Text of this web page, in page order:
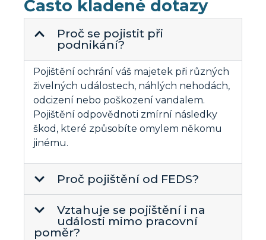
Často kladené dotazy
Proč se pojistit při
podnikání?
Pojištění ochrání váš majetek při různých
živelných událostech, náhlých nehodách,
odcizení nebo poškození vandalem.
Pojištění odpovědnoti zmírní následky
škod, které způsobíte omylem někomu
jinému.
Proč pojištění od FEDS?
Vztahuje se pojištění i na
události mimo pracovní
poměr?